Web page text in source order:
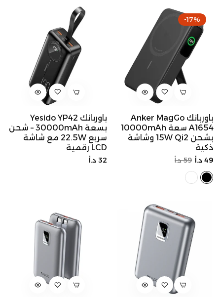
-17%
باوربانك Anker MagGo
A1654 سعة 10000mAh
بشحن Qi2 ‏15W وشاشة
ذكية
السعر
الأصلي
49 د.أ
سعر
التخفيض
59 د.أ
باوربانك Yesido YP42
بسعة 30000mAh – شحن
سريع 22.5W مع شاشة
LCD رقمية
السعر
32 د.أ